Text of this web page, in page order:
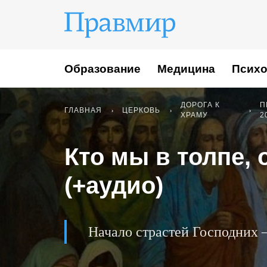
Образование Медицина
ГЛАВНАЯ ЦЕРКОВЬ
ДОРОГА К
ХРАМУ
Кто мы в толпе,
(+аудио)
Начало страстей Господних